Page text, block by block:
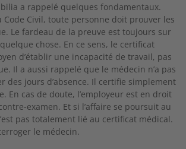
a rappelé quelques fondamentaux.
Code Civil, toute personne doit prouver les
Le fardeau de la preuve est toujours sur
chose. En ce sens, le certificat
d’établir une incapacité de travail, pas
Il a aussi rappelé que le médecin n’a pas
des jours d’absence. Il certifie simplement
En cas de doute, l’employeur est en droit
examen. Et si l’affaire se poursuit au
pas totalement lié au certificat médical.
le médecin.